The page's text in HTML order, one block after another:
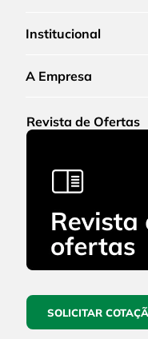
Institucional
A Empresa
Revista de Ofertas
SOLICITAR